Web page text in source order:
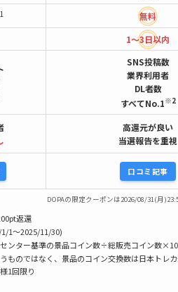
無料
1～3日以内
SNS投稿数
業界利用者
DL者数
すべてNo.1※2
高還元が良い
当選報告を重視
口コミ記事
DOPAの限定クーポンは2026/08/31(月
返還
1〜2025/11/30)
ンター基準の景品コイン数÷総販売コイン数
ものではなく、景品のコイン交換数は日本トレ
1回限り